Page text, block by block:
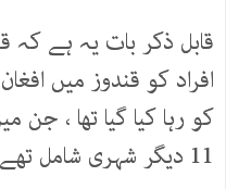
11 دیگر شہری شامل تھے ،